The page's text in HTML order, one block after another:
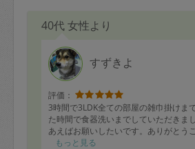
40代 女性より
すずきよ
評価：
3時間で3LDK全ての部屋の雑巾掛けま
た時間で食器洗いまでしていただきま
あえばお願いしたいです。ありがとう
もっと見る